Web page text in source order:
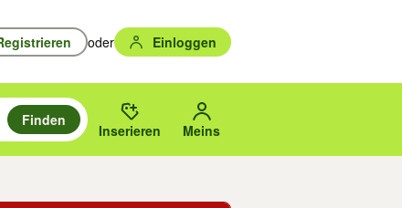
oder Einloggen
und mit Eingabetaste auswählen.
zu suchen, oder Vorschläge mit den Pfeiltasten nach oben/
gewählten Orts oder PLZ.
Finden
Inserieren Meins